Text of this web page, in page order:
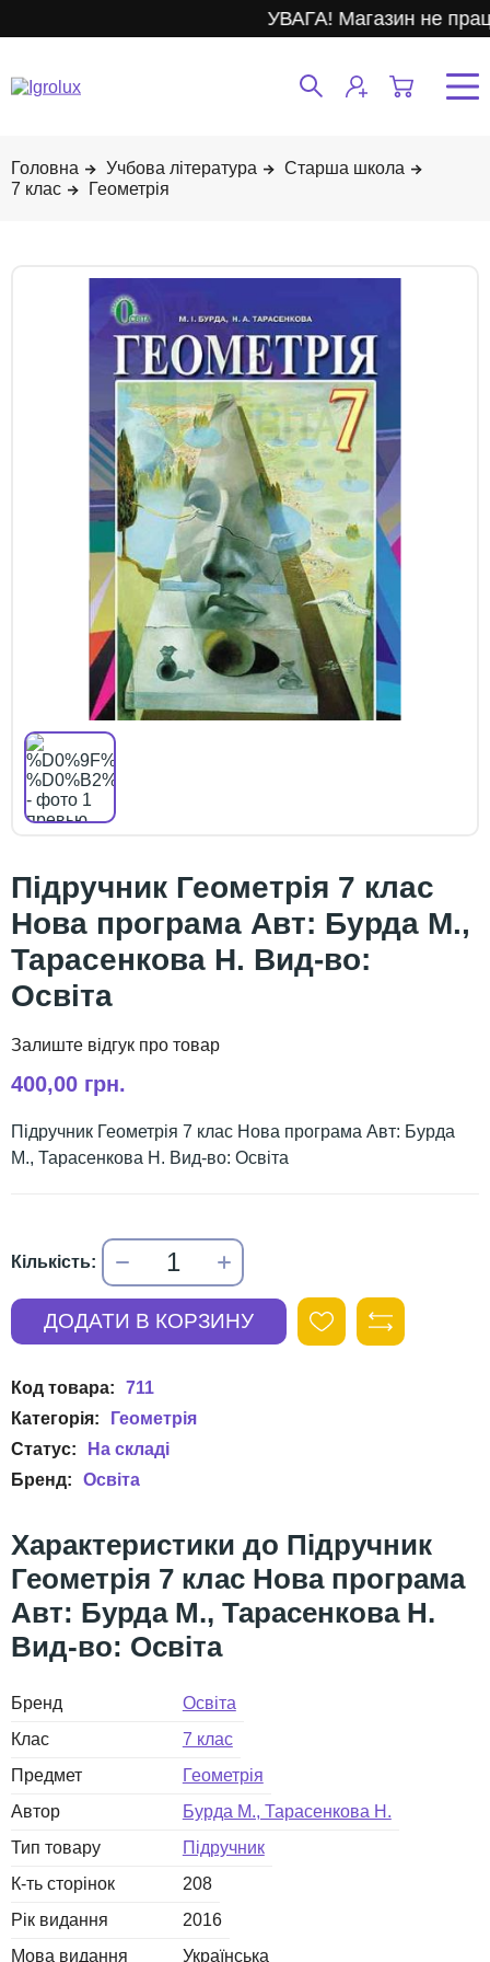
УВАГА! Магазин не
Учбова література
Старша школа
7 клас
Геометрія
Підручник Геометрія 7 клас
Нова програма Авт: Бурда М.,
Тарасенкова Н. Вид-во:
Освіта
400,00 грн.
Підручник Геометрія 7 клас Нова програма Авт: Бурда
М., Тарасенкова Н. Вид-во: Освіта
711
Геометрія
Освіта
Підручник
Геометрія 7 клас Нова програма
Авт: Бурда М., Тарасенкова Н.
Вид-во: Освіта
Бренд
Освіта
Клас
7 клас
Предмет
Геометрія
Автор
Бурда М., Тарасенкова Н.
Тип товару
Підручник
К-ть сторінок
208
Рік видання
2016
Мова видання
Українська